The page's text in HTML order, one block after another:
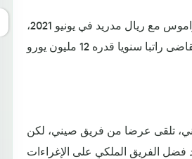
وينتهي عقد راموس مع ريال مدريد في يونيو 2021،
تلقى عرضا من فريق صيني، لكن
فضل الفريق الملكي على الإغراءات